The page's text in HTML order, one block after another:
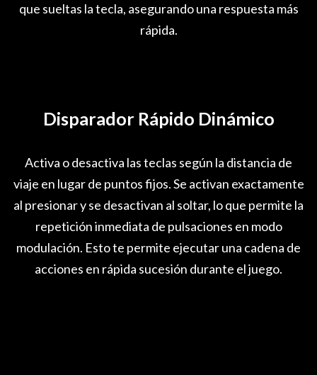
que sueltas la tecla, asegurando una respuesta más
rápida.
Disparador Rápido Dinámico
Activa o desactiva las teclas según la distancia de
viaje en lugar de puntos fijos. Se activan exactamente
al presionar y se desactivan al soltar, lo que permite la
repetición inmediata de pulsaciones en modo
modulación. Esto te permite ejecutar una cadena de
acciones en rápida sucesión durante el juego.